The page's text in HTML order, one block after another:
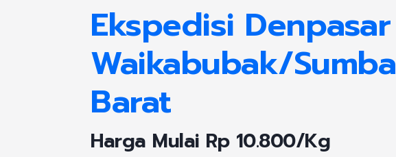
Ekspedisi Denpasar
Waikabubak/Sumba
Barat
Harga Mulai Rp 10.800/Kg